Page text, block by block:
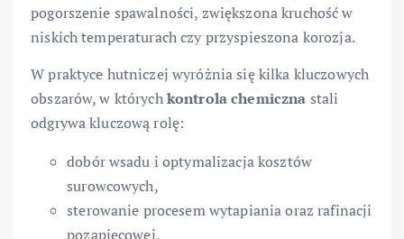
pogorszenie spawalności, zwiększona kruchość w
niskich temperaturach czy przyspieszona korozja.
W praktyce hutniczej wyróżnia się kilka kluczowych
obszarów, w którychkontrola chemiczna stali
odgrywa kluczową rolę:
dobór wsadu i optymalizacja kosztów
surowcowych,
sterowanie procesem wytapiania oraz rafinacji
pozapiecowej,